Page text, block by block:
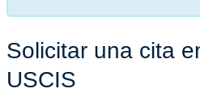
Solicitar una cita
USCIS